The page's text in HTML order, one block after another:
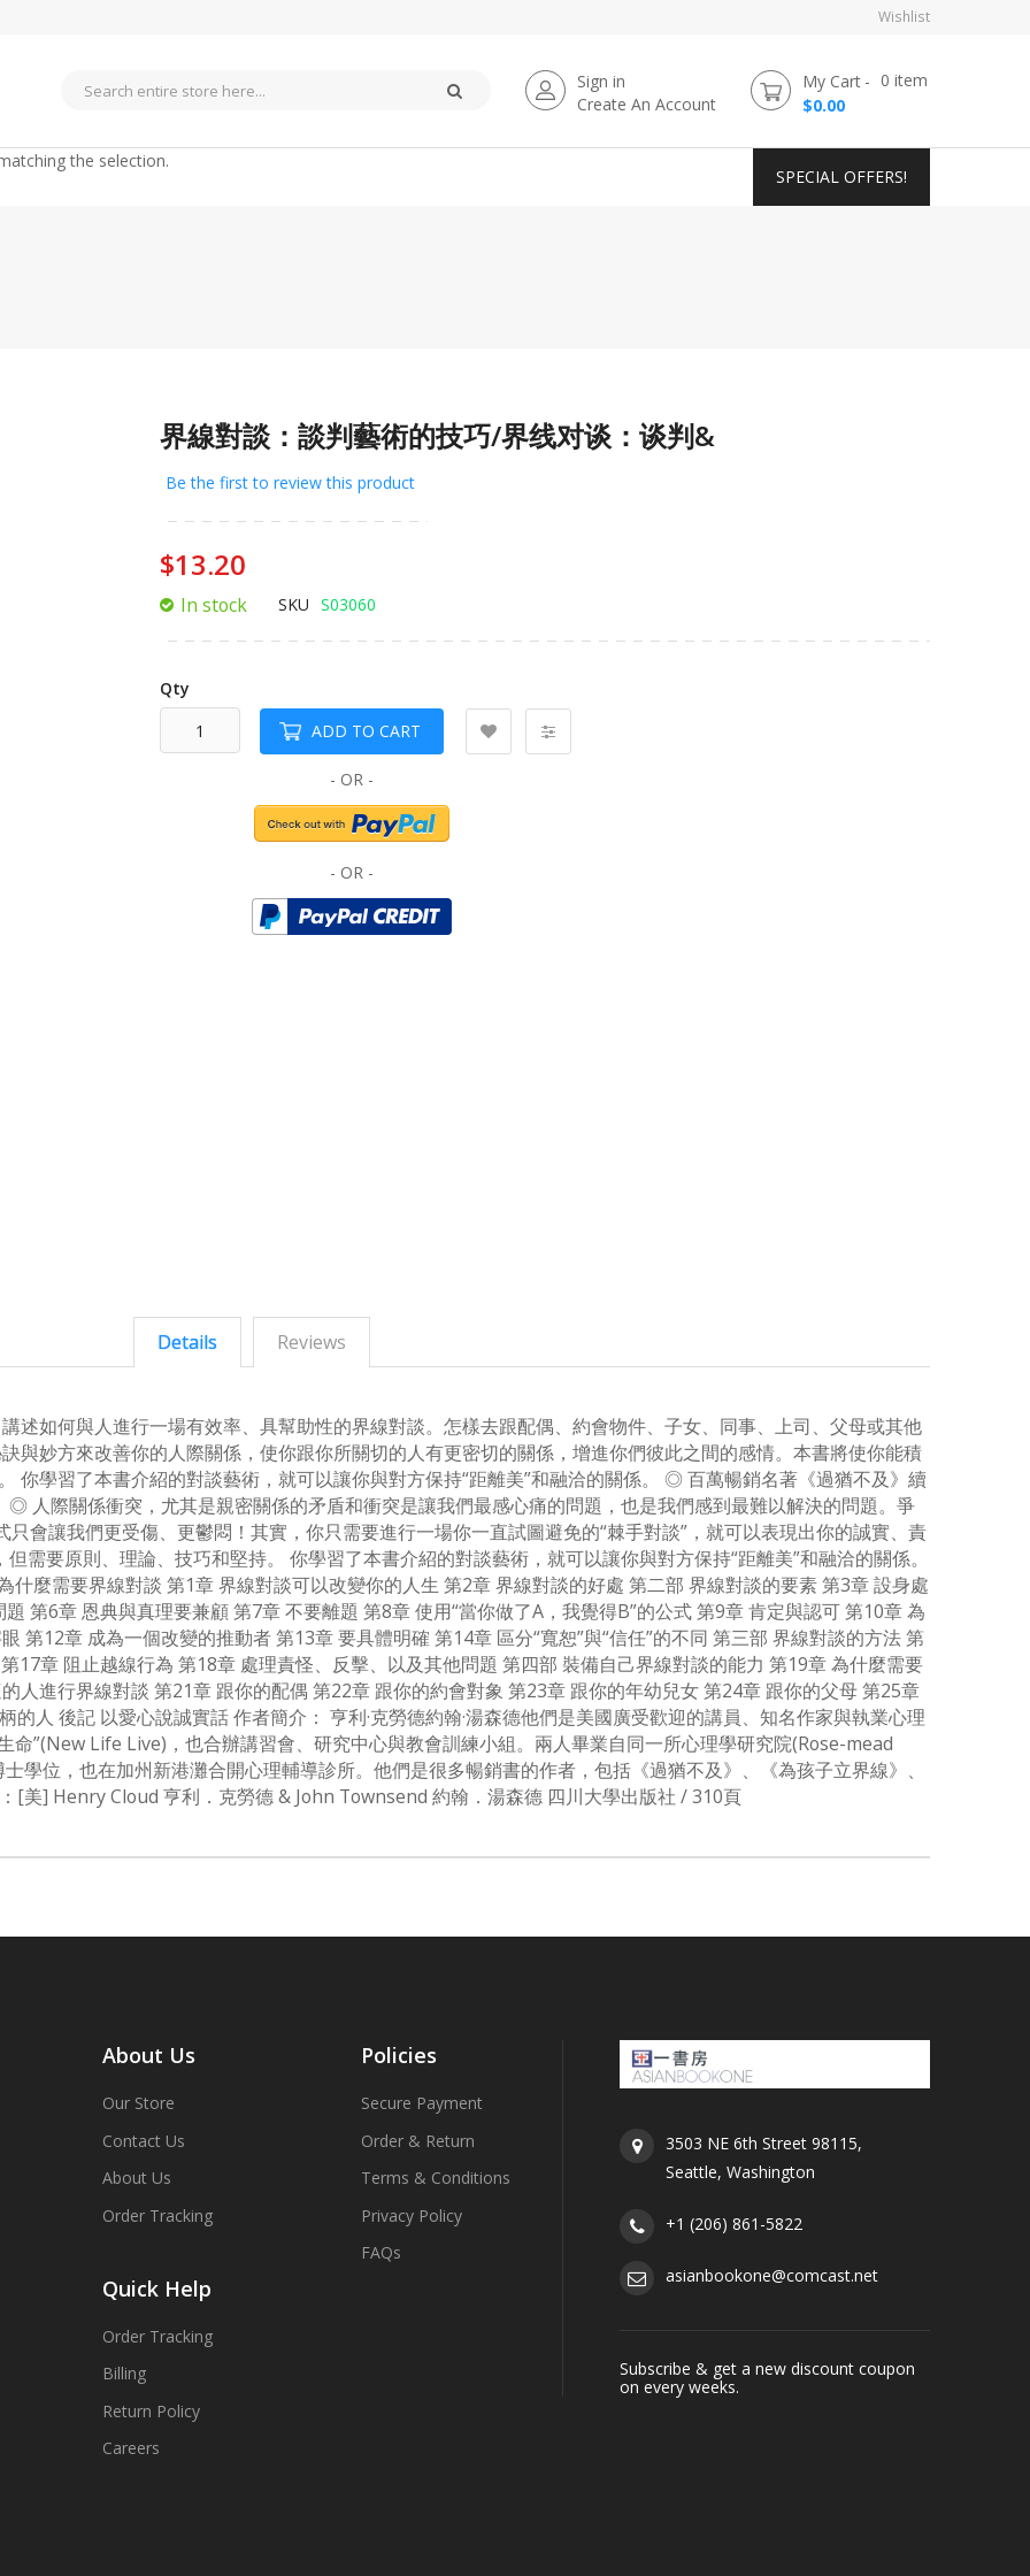
Wishlist
Sign in
Create An Account
My Cart 0 item
$0.00
the selection.
SPECIAL OFFERS!
images
gallery
界線對談：談判藝術的技巧/界线对谈：谈判&
Be the first to review this product
$13.20
In stock SKU S03060
Qty
ADD TO CART
Details Reviews
述如何與人進行一場有效率、具幫助性的界線對談。怎樣去跟配偶、約會物件、子女、同事、上司、父母或其他
與妙方來改善你的人際關係，使你跟你所關切的人有更密切的關係，增進你們彼此之間的感情。本書將使你能積
你學習了本書介紹的對談藝術，就可以讓你與對方保持“距離美”和融洽的關係。 ◎ 百萬暢銷名著《過猶不及》續
人際關係衝突，尤其是親密關係的矛盾和衝突是讓我們最感心痛的問題，也是我們感到最難以解決的問題。爭
會讓我們更受傷、更鬱悶！其實，你只需要進行一場你一直試圖避免的“棘手對談”，就可以表現出你的誠實、責
需要原則、理論、技巧和堅持。 你學習了本書介紹的對談藝術，就可以讓你與對方保持“距離美”和融洽的關係。
什麼需要界線對談 第1章 界線對談可以改變你的人生 第2章 界線對談的好處 第二部 界線對談的要素 第3章 設身處
第6章 恩典與真理要兼顧 第7章 不要離題 第8章 使用“當你做了A，我覺得B”的公式 第9章 肯定與認可 第10章 為
第12章 成為一個改變的推動者 第13章 要具體明確 第14章 區分“寬恕”與“信任”的不同 第三部 界線對談的方法 第
17章 阻止越線行為 第18章 處理責怪、反擊、以及其他問題 第四部 裝備自己界線對談的能力 第19章 為什麼需要
人進行界線對談 第21章 跟你的配偶 第22章 跟你的約會對象 第23章 跟你的年幼兒女 第24章 跟你的父母 第25章
人 後記 以愛心說誠實話 作者簡介： 亨利·克勞德約翰·湯森德他們是美國廣受歡迎的講員、知名作家與執業心理
命”(New Life Live)，也合辦講習會、研究中心與教會訓練小組。兩人畢業自同一所心理學研究院(Rose-mead
學位，也在加州新港灘合開心理輔導診所。他們是很多暢銷書的作者，包括《過猶不及》、《為孩子立界線》、
[美] Henry Cloud 亨利．克勞德 & John Townsend 約翰．湯森德 四川大學出版社 / 310頁
About Us
Our Store
Contact Us
About Us
Order Tracking
Quick Help
Order Tracking
Billing
Return Policy
Careers
Policies
Secure Payment
Order & Return
Terms & Conditions
Privacy Policy
FAQs
3503 NE 6th Street 98115,
Seattle, Washington
+1 (206) 861-5822
asianbookone@comcast.net
Subscribe & get a new discount coupon
on every weeks.